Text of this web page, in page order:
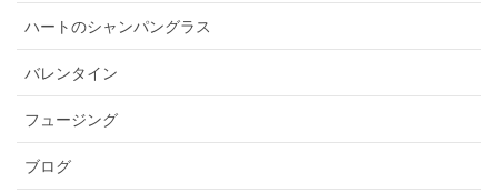
ハートのシャンパングラス
バレンタイン
フュージング
ブログ